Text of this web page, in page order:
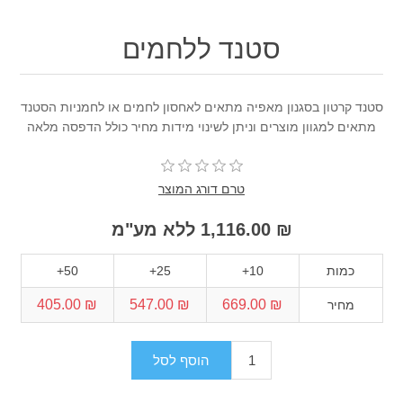
סטנד ללחמים
סטנד קרטון בסגנון מאפיה מתאים לאחסון לחמים או לחמניות הסטנד
מתאים למגוון מוצרים וניתן לשינוי מידות מחיר כולל הדפסה מלאה
טרם דורג המוצר
₪ 1,116.00 ללא מע"מ
כמות 10+
25+
50+
מחיר ₪ 669.00
₪ 547.00
₪ 405.00